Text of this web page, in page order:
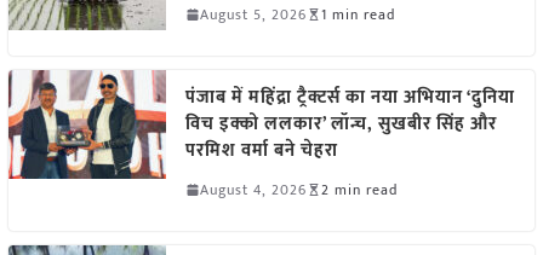
August 5, 2026 1 min read
पंजाब में महिंद्रा ट्रैक्टर्स का नया अभियान ‘दुनिया
विच इक्को ललकार’ लॉन्च, सुखबीर सिंह और
परमिश वर्मा बने चेहरा
August 4, 2026 2 min read